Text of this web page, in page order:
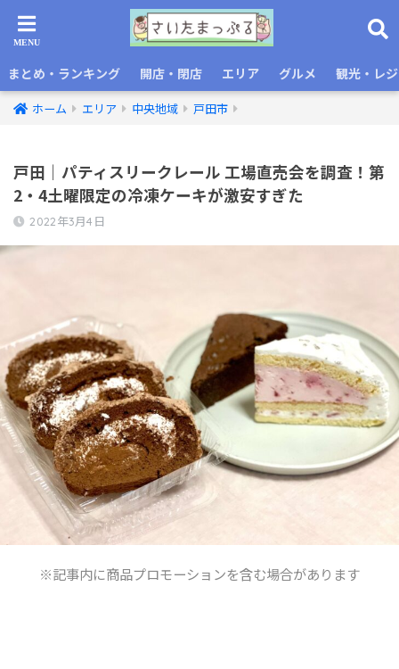
まとめ・ランキング 開店・閉店 エリア グルメ 観光・レ
ホーム エリア 中央地域 戸田市
戸田｜パティスリークレール 工場直売会を調査！第
2・4土曜限定の冷凍ケーキが激安すぎた
2022年3月4日
※記事内に商品プロモーションを含む場合があります